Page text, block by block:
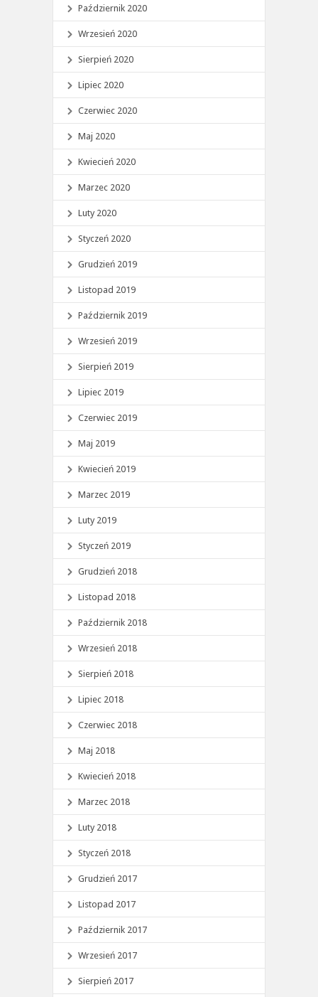
Październik 2020
Wrzesień 2020
Sierpień 2020
Lipiec 2020
Czerwiec 2020
Maj 2020
Kwiecień 2020
Marzec 2020
Luty 2020
Styczeń 2020
Grudzień 2019
Listopad 2019
Październik 2019
Wrzesień 2019
Sierpień 2019
Lipiec 2019
Czerwiec 2019
Maj 2019
Kwiecień 2019
Marzec 2019
Luty 2019
Styczeń 2019
Grudzień 2018
Listopad 2018
Październik 2018
Wrzesień 2018
Sierpień 2018
Lipiec 2018
Czerwiec 2018
Maj 2018
Kwiecień 2018
Marzec 2018
Luty 2018
Styczeń 2018
Grudzień 2017
Listopad 2017
Październik 2017
Wrzesień 2017
Sierpień 2017